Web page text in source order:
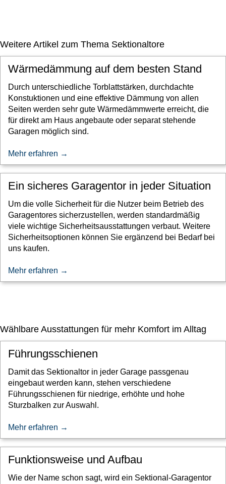
Weitere Artikel zum Thema Sektionaltore
Wärmedämmung auf dem besten Stand
Durch unterschiedliche Torblattstärken, durchdachte
Konstuktionen und eine effektive Dämmung von allen
Seiten werden sehr gute Wärmedämmwerte erreicht, die
für direkt am Haus angebaute oder separat stehende
Garagen möglich sind.
Mehr erfahren →
Ein sicheres Garagentor in jeder Situation
Um die volle Sicherheit für die Nutzer beim Betrieb des
Garagentores sicherzustellen, werden standardmäßig
viele wichtige Sicherheitsausstattungen verbaut. Weitere
Sicherheitsoptionen können Sie ergänzend bei Bedarf bei
uns kaufen.
Mehr erfahren →
Wählbare Ausstattungen für mehr Komfort im Alltag
Führungsschienen
Damit das Sektionaltor in jeder Garage passgenau
eingebaut werden kann, stehen verschiedene
Führungsschienen für niedrige, erhöhte und hohe
Sturzbalken zur Auswahl.
Mehr erfahren →
Funktionsweise und Aufbau
Wie der Name schon sagt, wird ein Sektional-Garagentor